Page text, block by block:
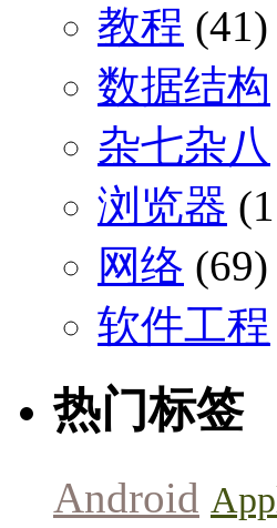
教程 (41)
数据结构
杂七杂八
浏览器
网络 (69)
软件工程
热门标签
Android